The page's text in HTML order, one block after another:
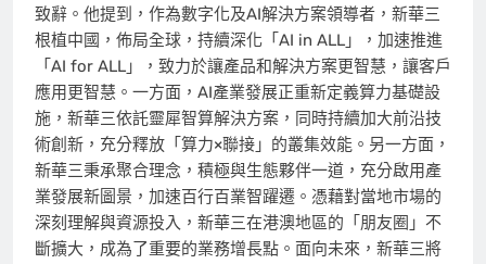
致辭。他提到，作為數字化及AI解決方案領導者，新華三
根植中國，佈局全球，持續深化「AI in ALL」，加速推進
「AI for ALL」，致力於讓產品和解決方案更智慧，讓客戶
應用更智慧。一方面，AI產業發展正重新定義算力基礎設
施，新華三依託靈犀智算解決方案，同時持續加大前沿技
術創新，充分釋放「算力×聯接」的叢集效能。另一方面，
新華三秉承聚合理念，積極與生態夥伴一道，充分啟用產
業發展新圖景，加速百行百業智躍遷。憑藉對當地市場的
深刻理解與資源投入，新華三在港澳地區的「朋友圈」不
斷擴大，成為了重要的業務增長點。面向未來，新華三將